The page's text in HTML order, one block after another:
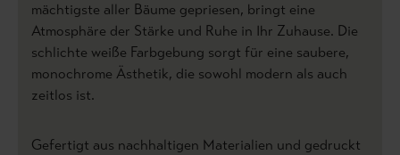
mächtigste aller Bäume gepriesen, bringt eine
Atmosphäre der Stärke und Ruhe in Ihr Zuhause. Die
schlichte weiße Farbgebung sorgt für eine saubere,
monochrome Ästhetik, die sowohl modern als auch
zeitlos ist.
Gefertigt aus nachhaltigen Materialien und gedruckt